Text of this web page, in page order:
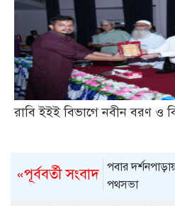
রাবি ইইই বিভাগে নবীন বরণ ও
«পূর্ববর্তী সংবাদ পবার
পথসভা